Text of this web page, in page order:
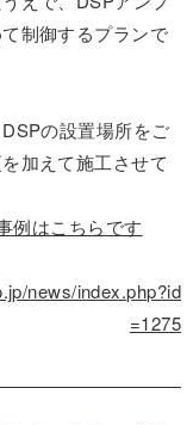
制御するプランで
の設置場所をご
加えて施工させて
例はこちらです
news/index.php?id
=1275